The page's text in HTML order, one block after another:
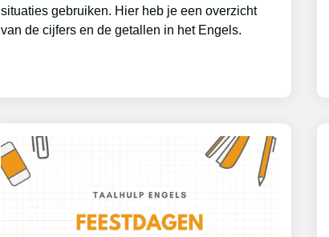
situaties gebruiken. Hier heb je een overzicht
van de cijfers en de getallen in het Engels.